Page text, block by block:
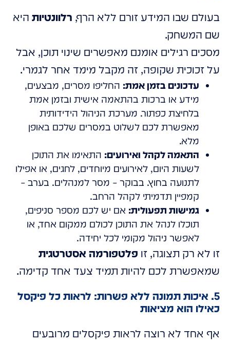
בעולם שבו המידע זורם ללא הרף, רלוונטיות היא
שם המשחק.
מסכים רגילים אומנם מאפשרים שינוי תוכן, אבל
על זכוכית שקופה, זה מקבל מימד אחר לגמרי.
עדכונים בזמן אמת: החליפו מסרים, מבצעים,
מידע או ברכות בהתאמה אישית ובזמן אמת
בלחיצת כפתור. מערכת הניהול הידידותית
מאפשרת לכם לשלוט במסרים שלכם באופן
מלא.
התאמה לקהל ואירועים: התאימו את התוכן
לשעות היום, לאירועים מיוחדים, לחגים, או אפילו
לתנועה בחוץ. בבוקר – מסר למנהלים. בערב –
קמפיין תדמיתי לקהל הרחב.
גמישות תפעולית: אם יש לכם מספר סניפים,
תוכלו לנהל את התוכן לכולם ממקום אחד, או
לאפשר ניהול מקומי לכל יחידה.
זו לא רק תצוגה, זו פלטפורמה אסטרטגית
שמאפשרת לכם להיות תמיד צעד אחד קדימה.
5. איכות תמונה ללא פשרות: לראות כל פיקסל
כאילו הוא מציאות
אף אחד לא רוצה לראות פיקסלים מרובעים